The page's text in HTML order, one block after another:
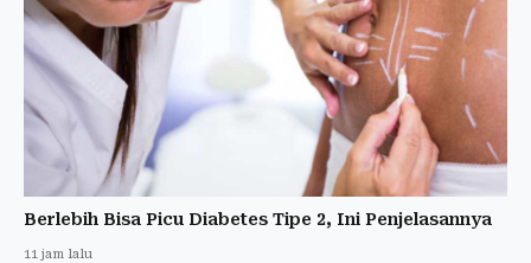
Berlebih Bisa Picu Diabetes Tipe 2, Ini Penjelasannya
11 jam lalu